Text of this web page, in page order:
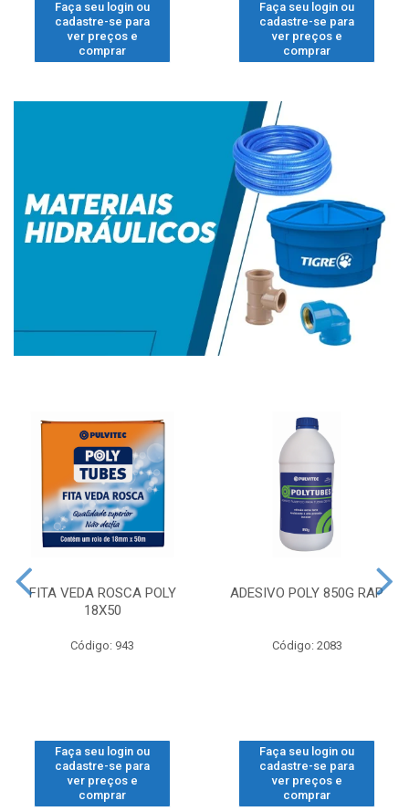
Faça seu login ou
cadastre-se para
ver preços e
comprar
Faça seu login ou
cadastre-se para
ver preços e
comprar
FITA VEDA ROSCA POLY
18X50
Código: 943
Faça seu login ou
cadastre-se para
ver preços e
comprar
ADESIVO POLY 850G RAP
Código: 2083
Faça seu login ou
cadastre-se para
ver preços e
comprar